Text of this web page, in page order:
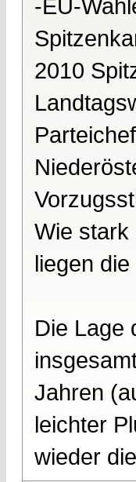
-EU-
2010
Wie stark
liegen
Die Lage
Jahren
leichter
wieder